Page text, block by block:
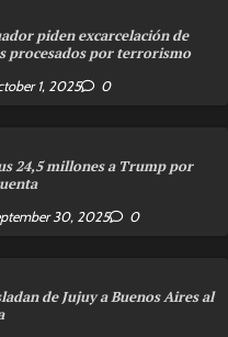
piden excarcelación de
procesados por terrorismo
1, 2025 0
24,5 millones a Trump por
30, 2025 0
de Jujuy a Buenos Aires al